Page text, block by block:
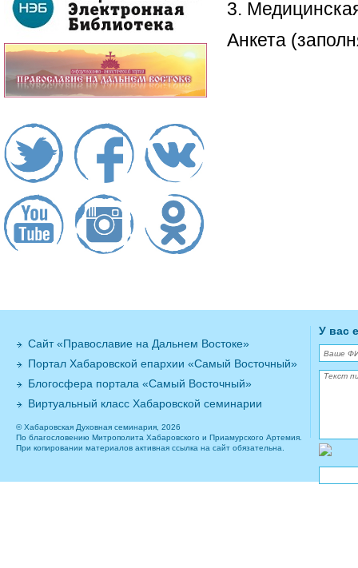
3.
Анкета
Сайт «Православие на Дальнем Востоке»
Портал Хабаровской епархии «Самый Восточный»
Блогосфера портала «Самый Восточный»
Виртуальный класс Хабаровской семинарии
© Хабаровская Духовная семинария, 2026
По благословению Митрополита Хабаровского и Приамурского Артемия.
При копировании материалов активная ссылка на сайт обязательна.
У вас